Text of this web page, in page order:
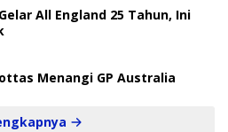
All England 25 Tahun, Ini
Menangi GP Australia